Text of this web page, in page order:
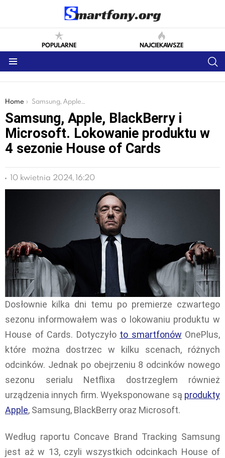
POPULARNE NAJCIEKAWSZE
You are here:
Home Samsung, Apple, BlackBerry i Microsoft. Lokowanie produktu w 4 sezonie House of Cards
Samsung, Apple, BlackBerry i
Microsoft. Lokowanie produktu w
4 sezonie House of Cards
10 kwietnia 2024, 16:20
Dosłownie kilka dni temu po premierze czwartego
sezonu informowałem was o lokowaniu produktu w
House of Cards. Dotyczyło to smartfonów OnePlus,
które można dostrzec w kilku scenach, różnych
odcinków. Jednak po obejrzeniu 8 odcinków nowego
sezonu serialu Netflixa dostrzegłem również
urządzenia innych firm. Wyeksponowane są produkty
Apple, Samsung, BlackBerry oraz Microsoft.
Według raportu Concave Brand Tracking Samsung
jest aż w 13, czyli wszystkich odcinkach House of